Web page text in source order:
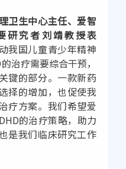
卫生中心主任、爱智
研究者刘靖教授表
我国儿童青少年精神
治疗需要综合干预，
键的部分。一款新药
择的增加，也促使我
疗方案。我们希望爱
的治疗策略，助力
是我们临床研究工作